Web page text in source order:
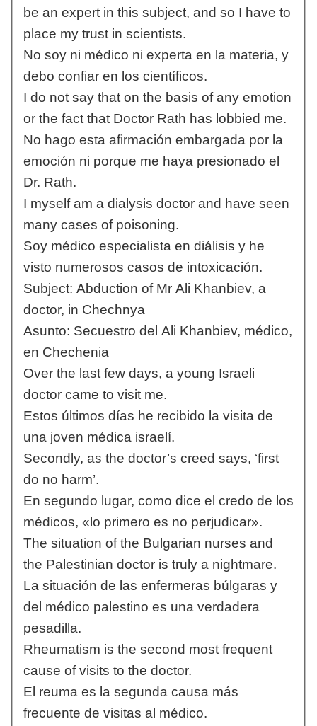
be an expert in this subject, and so I have to
place my trust in scientists.
No soy ni médico ni experta en la materia, y
debo confiar en los científicos.
I do not say that on the basis of any emotion
or the fact that Doctor Rath has lobbied me.
No hago esta afirmación embargada por la
emoción ni porque me haya presionado el
Dr. Rath.
I myself am a dialysis doctor and have seen
many cases of poisoning.
Soy médico especialista en diálisis y he
visto numerosos casos de intoxicación.
Subject: Abduction of Mr Ali Khanbiev, a
doctor, in Chechnya
Asunto: Secuestro del Ali Khanbiev, médico,
en Chechenia
Over the last few days, a young Israeli
doctor came to visit me.
Estos últimos días he recibido la visita de
una joven médica israelí.
Secondly, as the doctor’s creed says, ‘first
do no harm’.
En segundo lugar, como dice el credo de los
médicos, «lo primero es no perjudicar».
The situation of the Bulgarian nurses and
the Palestinian doctor is truly a nightmare.
La situación de las enfermeras búlgaras y
del médico palestino es una verdadera
pesadilla.
Rheumatism is the second most frequent
cause of visits to the doctor.
El reuma es la segunda causa más
frecuente de visitas al médico.